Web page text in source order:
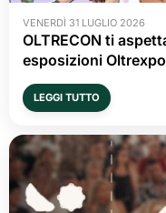
VENERDÌ 31 LUGLIO 2026
OLTRECON ti
esposizioni Oltrexpo
LEGGI TUTTO